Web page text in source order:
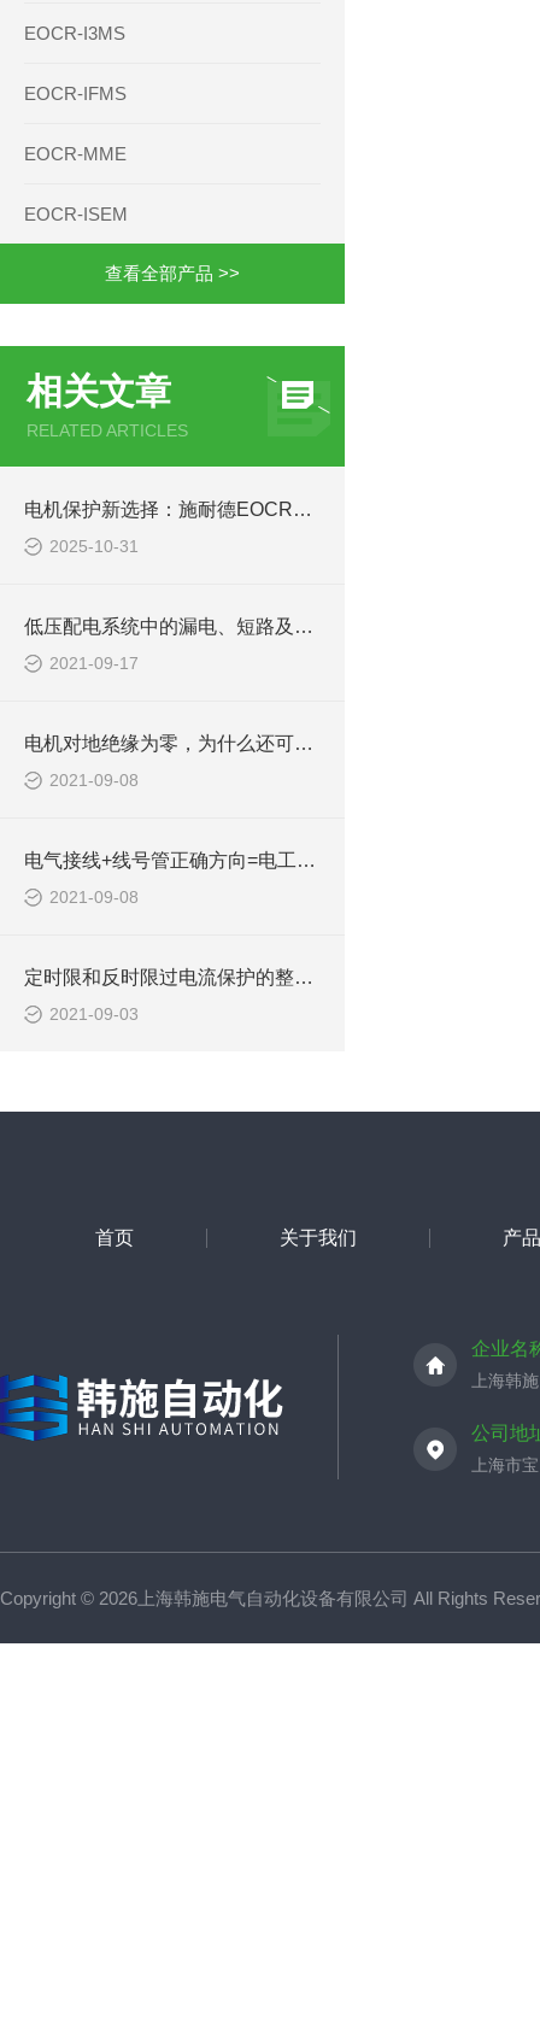
EOCR-I3MS
EOCR-IFMS
EOCR-MME
EOCR-ISEM
查看全部产品 >>
相关文章
RELATED ARTICLES
电机保护新选择：施耐德EOCR3DE-05DUH
2025-10-31
低压配电系统中的漏电、短路及零线断线防护措施
2021-09-17
电机对地绝缘为零，为什么还可以正常启动？
2021-09-08
电气接线+线号管正确方向=电工接线好习惯！
2021-09-08
定时限和反时限过电流保护的整定计算公式
2021-09-03
首页 关于我们 产
企业名
上海韩
公司地
上海市
Copyright © 2026上海韩施电气自动化设备有限公司 All Rights